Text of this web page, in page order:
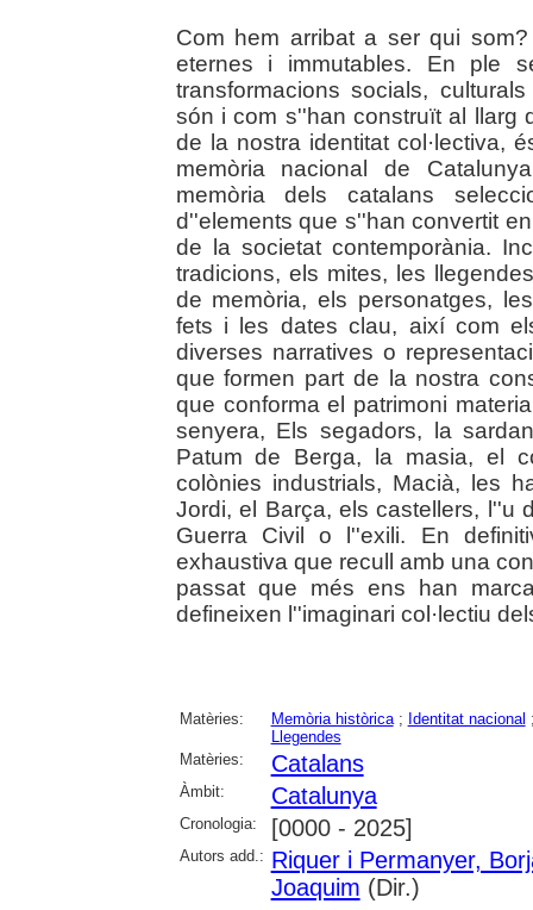
Com hem arribat a ser qui
eternes i immutables. En ple
transformacions socials,
són i com s''han construït al llarg
de la nostra identitat col·lectiva,
memòria nacional de
memòria dels catalans
d''elements que s''han convertit
de la societat contemporània.
tradicions, els mites, les
de memòria, els personatges,
fets i les dates clau, així com
diverses narratives o
que formen part de la nostra
que conforma el patrimoni
senyera, Els segadors, la
Patum de Berga, la masia, el
colònies industrials, Macià, les
Jordi, el Barça, els castellers, l''u
Guerra Civil o l''exili. En
exhaustiva que recull amb una
passat que més ens han
defineixen l''imaginari col·lectiu
Matèries: Memòria històrica; Identitat nacional
Llegendes
Matèries:
Catalans
Àmbit: Catalunya
Cronologia: [0000 - 2025]
Autors add.: Riquer i Permanyer,
Joaquim (Dir.)